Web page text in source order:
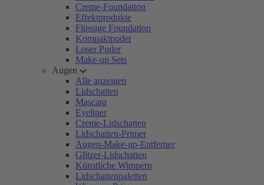
Creme-Foundation
Effektprodukte
Flüssige Foundation
Kompaktpuder
Loser Puder
Make-up Sets
Augen
Alle anzeigen
Lidschatten
Mascara
Eyeliner
Creme-Lidschatten
Lidschatten-Primer
Augen-Make-up-Entferner
Glitzer-Lidschatten
Künstliche Wimpern
Lidschattenpaletten